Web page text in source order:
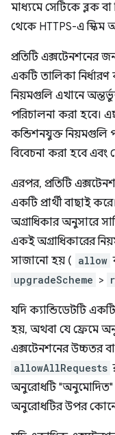
মাধ্যমে সেটিকে ব্লক
থেকে HTTPS-এ স্কিম
প্রতিটি এক্সটেনশনের
একটি তালিকা নির্ধারণ
নিয়মগুলি এখানে
পরিচালনা করা হবে।
কন্ডিশনযুক্ত নিয়মগুলি
বিবেচনা করা হবে এবং
এরপর, প্রতিটি
একটি প্রার্থী বাছাই
অগ্রাধিকার অনুসারে
একই অগ্রাধিকারের
সাজানো হয় ( allow
upgradeScheme >
যদি ক্যান্ডিডেটটি
হয়, অথবা যে ফ্রেমে
এক্সটেনশনের উচ্চতর
allowAllRequests
অনুরোধটি "অনুমোদিত"
অনুরোধটির উপর কোনো